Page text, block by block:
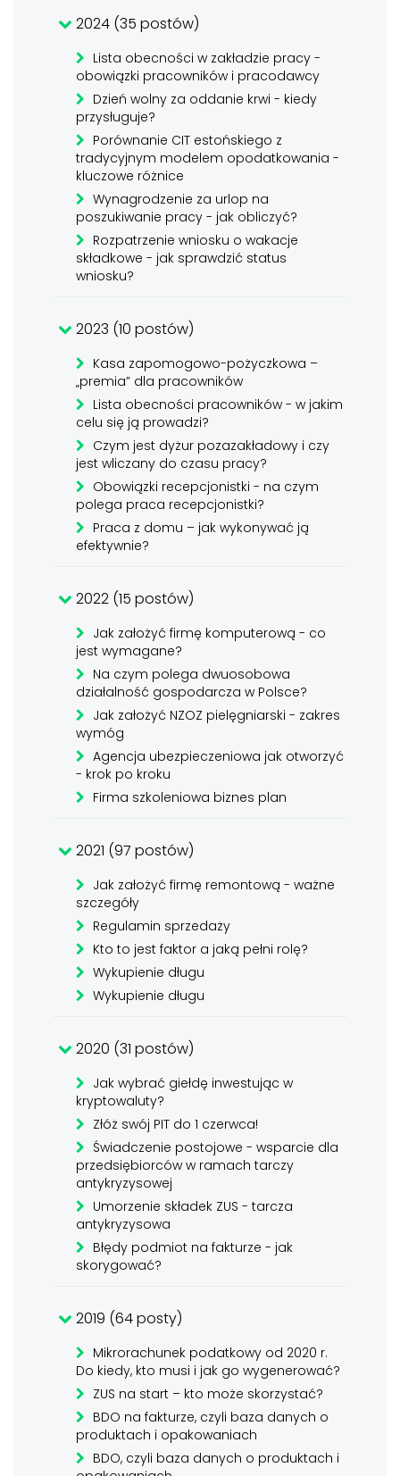
2024 (35 postów)
Lista obecności w zakładzie pracy -
obowiązki pracowników i pracodawcy
Dzień wolny za oddanie krwi - kiedy
przysługuje?
Porównanie CIT estońskiego z
tradycyjnym modelem opodatkowania -
kluczowe różnice
Wynagrodzenie za urlop na
poszukiwanie pracy - jak obliczyć?
Rozpatrzenie wniosku o wakacje
składkowe - jak sprawdzić status
wniosku?
2023 (10 postów)
Kasa zapomogowo-pożyczkowa –
„premia” dla pracowników
Lista obecności pracowników - w jakim
celu się ją prowadzi?
Czym jest dyżur pozazakładowy i czy
jest wliczany do czasu pracy?
Obowiązki recepcjonistki - na czym
polega praca recepcjonistki?
Praca z domu – jak wykonywać ją
efektywnie?
2022 (15 postów)
Jak założyć firmę komputerową - co
jest wymagane?
Na czym polega dwuosobowa
działalność gospodarcza w Polsce?
Jak założyć NZOZ pielęgniarski - zakres
wymóg
Agencja ubezpieczeniowa jak otworzyć
- krok po kroku
Firma szkoleniowa biznes plan
2021 (97 postów)
Jak założyć firmę remontową - ważne
szczegóły
Regulamin sprzedaży
Kto to jest faktor a jaką pełni rolę?
Wykupienie długu
Wykupienie długu
2020 (31 postów)
Jak wybrać giełdę inwestując w
kryptowaluty?
Złóż swój PIT do 1 czerwca!
Świadczenie postojowe - wsparcie dla
przedsiębiorców w ramach tarczy
antykryzysowej
Umorzenie składek ZUS - tarcza
antykryzysowa
Błędy podmiot na fakturze - jak
skorygować?
2019 (64 posty)
Mikrorachunek podatkowy od 2020 r.
Do kiedy, kto musi i jak go wygenerować?
ZUS na start – kto może skorzystać?
BDO na fakturze, czyli baza danych o
produktach i opakowaniach
BDO, czyli baza danych o produktach i